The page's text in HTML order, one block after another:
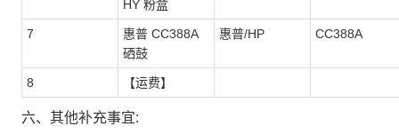
HY 粉盒
7
惠普 CC388A
硒鼓
惠普/HP CC388A
8 【运费】
六、其他补充事宜: